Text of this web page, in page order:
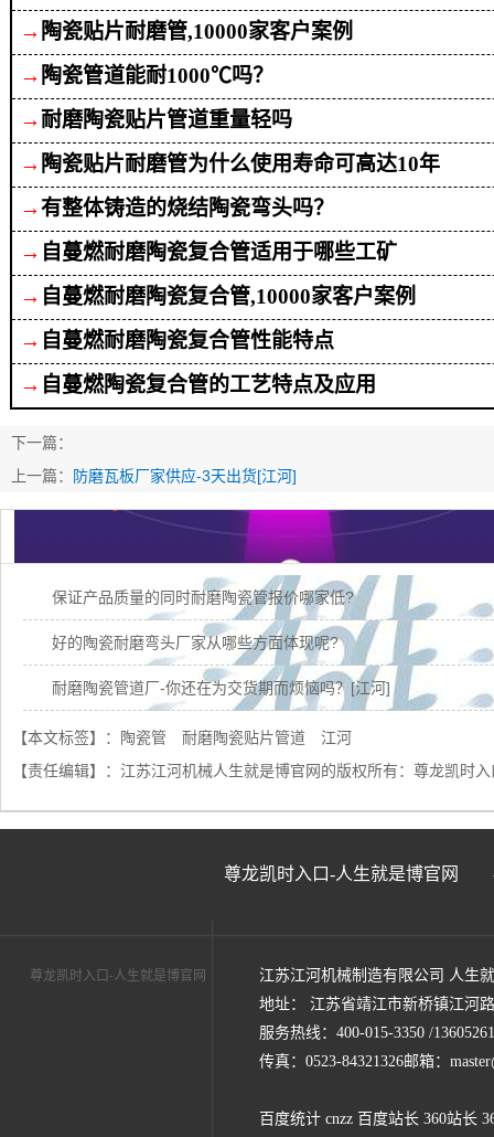
→ 陶瓷贴片耐磨管,10000家客户案例
→ 陶瓷管道能耐1000℃吗？
→ 耐磨陶瓷贴片管道重量轻吗
→ 陶瓷贴片耐磨管为什么使用寿命可高达10年
→有整体铸造的烧结陶瓷弯头吗？
→ 自蔓燃耐磨陶瓷复合管适用于哪些工矿
→ 自蔓燃耐磨陶瓷复合管,10000家客户案例
→ 自蔓燃耐磨陶瓷复合管性能特点
→ 自蔓燃陶瓷复合管的工艺特点及应用
下一篇：
上一篇：
防磨瓦板厂家供应-3天出货[江河]
保证产品质量的同时耐磨陶瓷管报价哪家低?
好的陶瓷耐磨弯头厂家从哪些方面体现呢?
耐磨陶瓷管道厂-你还在为交货期而烦恼吗？[江河]
耐磨陶瓷内衬弯头厂家-实地厂家质保无忧[江河]
复合陶瓷耐磨弯头-节约维修成本30%[江河]
内衬陶瓷耐磨弯头厂家质保期是多久呢？
找正规陶瓷管生产厂家需具备以下几点[江河]
【本文标签】： 陶瓷管 耐磨陶瓷贴片管道
江河
【责任编辑】： 江苏江河机械人生就是博官网的版权所有： 尊龙凯时
尊龙凯时入口-人生就是博官网
尊龙凯时入口-人生就是博官网
江苏江河机械制造有限公司 人生
地址： 江苏省靖江市新桥镇江河
服务热线：400-015-3350 /
传真：0523-84321326邮箱：
百度统计 cnzz 百度站长 360站长